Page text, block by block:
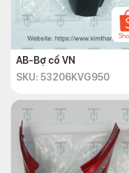
AB-Bợ cổ VN
SKU: 53206KVG950